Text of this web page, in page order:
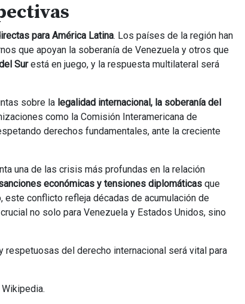
para América Latina. Los países de la región han
que apoyan la soberanía de Venezuela y otros que
Surestá en juego, y la respuesta multilateral será
sobre la legalidad internacional, la soberanía del
como la Comisión Interamericana de
derechos fundamentales, ante la creciente
una de las crisis más profundas en la relación
económicas y tensiones diplomáticas que
este conflicto refleja décadas de acumulación de
no solo para Venezuela y Estados Unidos, sino
del derecho internacional será vital para